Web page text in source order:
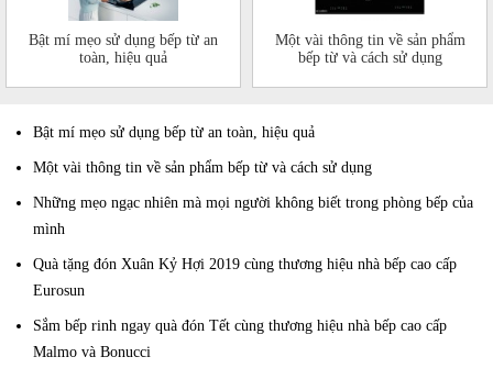
Bật mí mẹo sử dụng bếp từ an
toàn, hiệu quả
Một vài thông tin về sản phẩm
bếp từ và cách sử dụng
Bật mí mẹo sử dụng bếp từ an toàn, hiệu quả
Một vài thông tin về sản phẩm bếp từ và cách sử dụng
Những mẹo ngạc nhiên mà mọi người không biết trong phòng bếp của
mình
Quà tặng đón Xuân Kỷ Hợi 2019 cùng thương hiệu nhà bếp cao cấp
Eurosun
Sắm bếp rinh ngay quà đón Tết cùng thương hiệu nhà bếp cao cấp
Malmo và Bonucci